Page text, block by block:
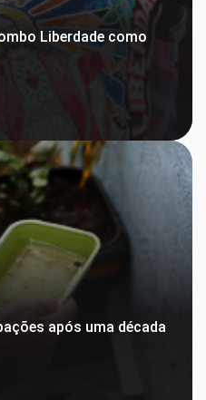
Liberdade como
após uma década